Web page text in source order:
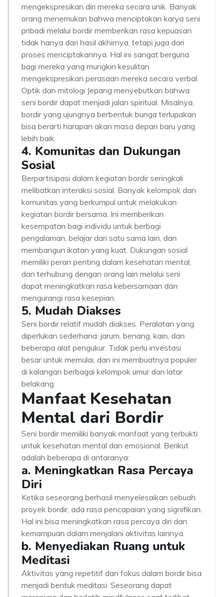
mengekspresikan diri mereka secara unik. Banyak
orang menemukan bahwa menciptakan karya seni
pribadi melalui bordir memberikan rasa kepuasan
tidak hanya dari hasil akhirnya, tetapi juga dari
proses menciptakannya. Hal ini sangat berguna
bagi mereka yang mungkin kesulitan
mengekspresikan perasaan mereka secara verbal.
Optik dan mitologi Jepang menyebutkan bahwa
seni bordir dapat menjadi jalan spiritual. Misalnya,
bordir yang ujungnya berbentuk bunga terlupakan
bisa berarti harapan akan masa depan baru yang
lebih baik.
4. Komunitas dan Dukungan
Sosial
Berpartisipasi dalam kegiatan bordir seringkali
melibatkan interaksi sosial. Banyak kelompok dan
komunitas yang berkumpul untuk melakukan
kegiatan bordir bersama. Ini memberikan
kesempatan bagi individu untuk berbagi
pengalaman, belajar dari satu sama lain, dan
membangun ikatan yang kuat. Dukungan sosial
memiliki peran penting dalam kesehatan mental,
dan terhubung dengan orang lain melalui seni
dapat meningkatkan rasa kebersamaan dan
mengurangi rasa kesepian.
5. Mudah Diakses
Seni bordir relatif mudah diakses. Peralatan yang
diperlukan sederhana: jarum, benang, kain, dan
beberapa alat pengukur. Tidak perlu investasi
besar untuk memulai, dan ini membuatnya populer
di kalangan berbagai kelompok umur dan latar
belakang.
Manfaat Kesehatan
Mental dari Bordir
Seni bordir memiliki banyak manfaat yang terbukti
untuk kesehatan mental dan emosional. Berikut
adalah beberapa di antaranya:
a. Meningkatkan Rasa Percaya
Diri
Ketika seseorang berhasil menyelesaikan sebuah
proyek bordir, ada rasa pencapaian yang signifikan.
Hal ini bisa meningkatkan rasa percaya diri dan
kemampuan dalam menjalani aktivitas lainnya.
b. Menyediakan Ruang untuk
Meditasi
Aktivitas yang repetitif dan fokus dalam bordir bisa
menjadi bentuk meditasi. Seseorang dapat